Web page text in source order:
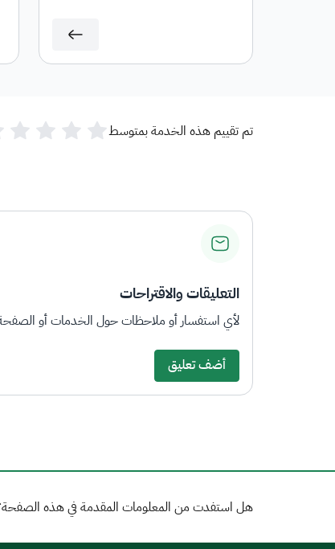
تم تقييم هذه الخدمة بمتوسط
التعليقات والاقتراحات
لأي استفسار أو ملاحظات حول الخدمات أو الصفحة
أضف تعليق
هل استفدت من المعلومات المقدمة في هذه